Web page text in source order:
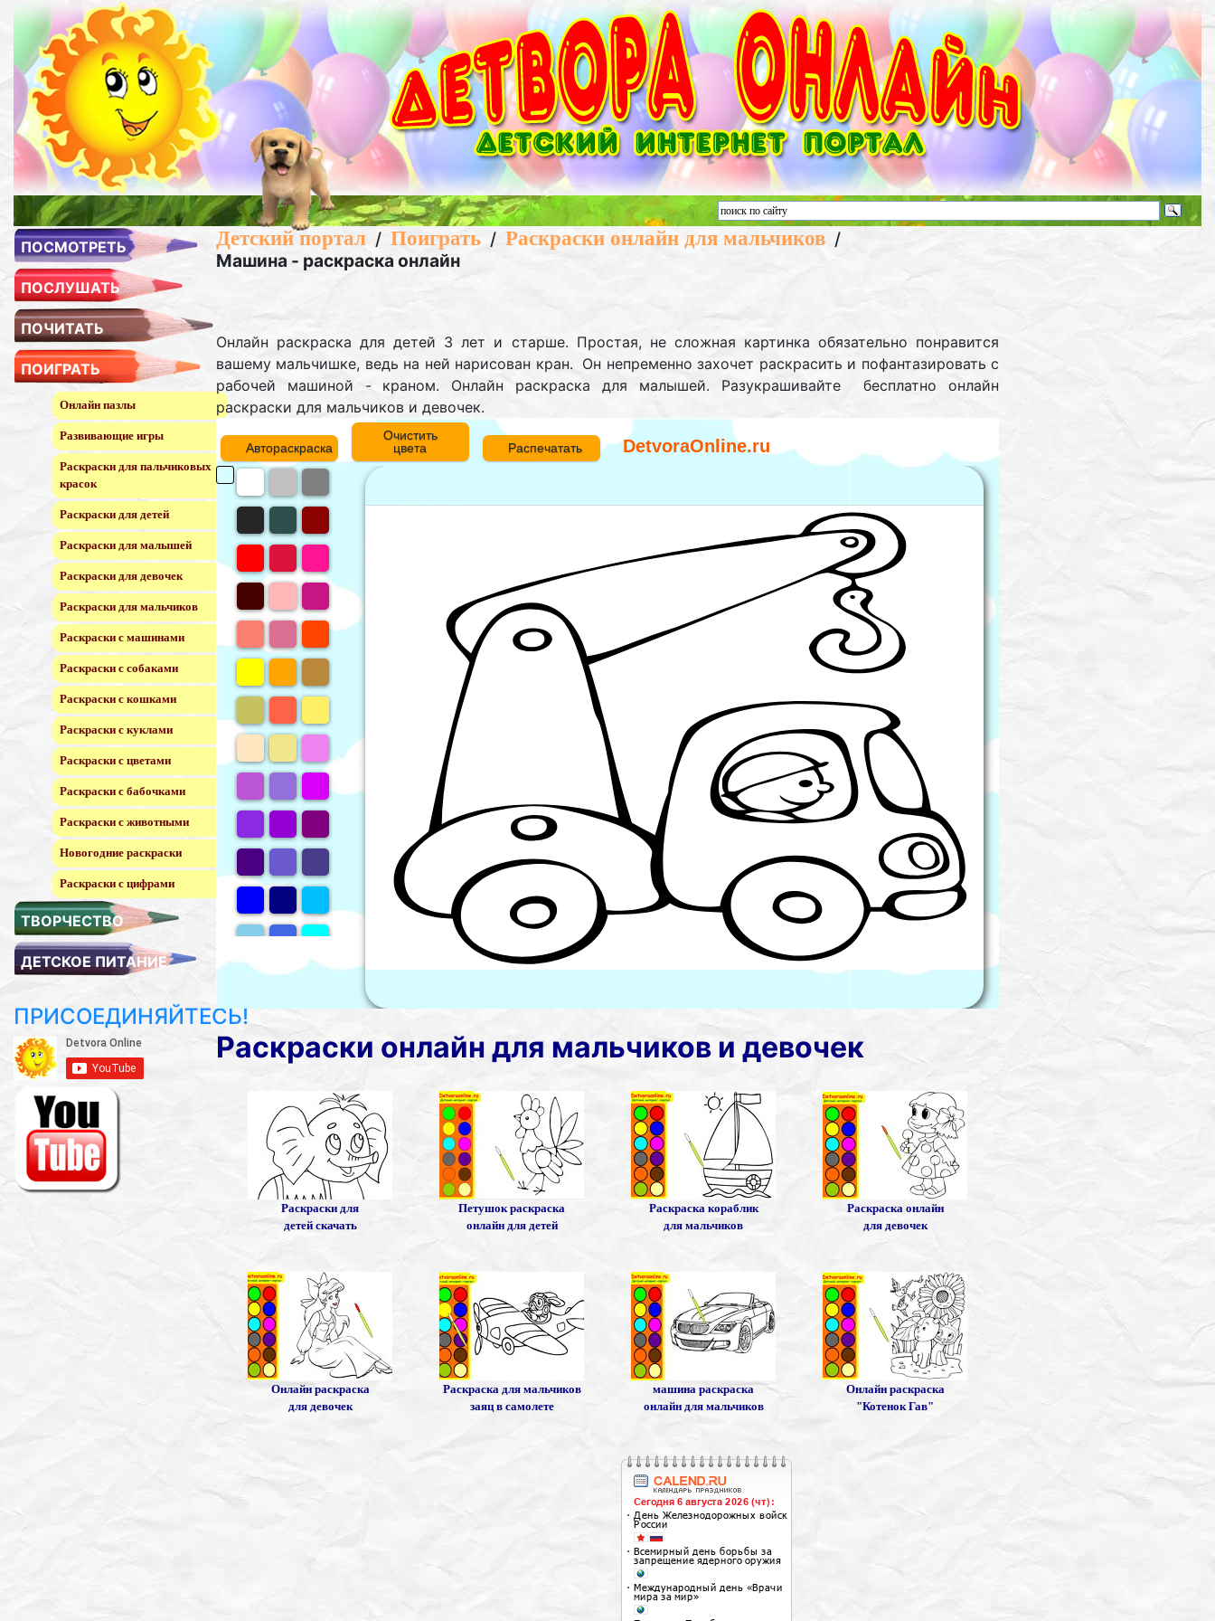
ПОСМОТРЕТЬ
ПОСЛУШАТЬ
ПОЧИТАТЬ
ПОИГРАТЬ
Онлайн пазлы
Развивающие игры
Раскраски для пальчиковых
красок
Раскраски для детей
Раскраски для малышей
Раскраски для девочек
Раскраски для мальчиков
Раскраски с машинами
Раскраски с собаками
Раскраски с кошками
Раскраски с куклами
Раскраски с цветами
Раскраски с бабочками
Раскраски с животными
Новогодние раскраски
Раскраски с цифрами
ТВОРЧЕСТВО
ДЕТСКОЕ ПИТАНИЕ
ПРИСОЕДИНЯЙТЕСЬ!
Детский портал / Поиграть / Раскраски онлайн для мальчиков /
Машина - раскраска онлайн
Онлайн раскраска для детей 3 лет и старше. Простая, не сложная картинка обязательно понравится
вашему мальчишке, ведь на ней нарисован кран. Он непременно захочет раскрасить и пофантазировать с
рабочей машиной - краном. Онлайн раскраска для малышей. Разукрашивайте бесплатно онлайн
раскраски для мальчиков и девочек.
Автораскраска
Очистить
цвета
Распечатать DetvoraOnline.ru
Раскраски онлайн для мальчиков и девочек
Раскраски для
детей скачать
Петушок раскраска
онлайн для детей
Раскраска кораблик
для мальчиков
Раскраска онлайн
для девочек
Онлайн раскраска
для девочек
Раскраска для мальчиков
заяц в самолете
машина раскраска
онлайн для мальчиков
Онлайн раскраска
"Котенок Гав"